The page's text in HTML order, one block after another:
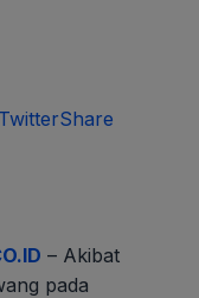
Share
– Akibat
pada